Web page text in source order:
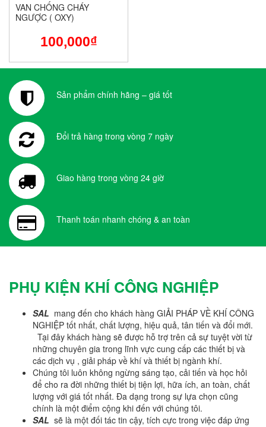
VAN CHỐNG CHÁY
NGƯỢC ( OXY)
100,000₫
Sản phẩm chính hãng – giá tốt
Đổi trả hàng trong vòng 7 ngày
Giao hàng trong vòng 24 giờ
Thanh toán nhanh chóng & an toàn
PHỤ KIỆN KHÍ CÔNG NGHIỆP
SAL mang đến cho khách hàng GIẢI PHÁP VỀ KHÍ CÔNG
NGHIỆP tốt nhất, chất lượng, hiệu quả, tân tiến và đổi mới.
Tại đây khách hàng sẽ được hỗ trợ trên cả sự tuyệt vời từ
những chuyên gia trong lĩnh vực cung cấp các thiết bị và
các dịch vụ , giải pháp về khí và thiết bị ngành khí.
Chúng tôi luôn không ngừng sáng tạo, cải tiến và học hỏi
để cho ra đời những thiết bị tiện lợi, hữa ích, an toàn, chất
lượng với giá tốt nhất. Đa dạng trong sự lựa chọn cũng
chính là một điểm cộng khi đến với chúng tôi.
SAL sẽ là một đối tác tin cậy, tích cực trong việc đáp ứng